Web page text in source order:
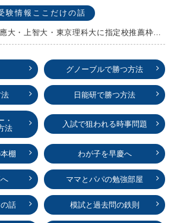
験情報ここだけの話
グノーブルで勝つ方法
日能研で勝つ方法
・
法
入試で狙われる時事問題
棚 わが子を早慶へ
ママとパパの勉強部屋
話 模試と過去問の鉄則